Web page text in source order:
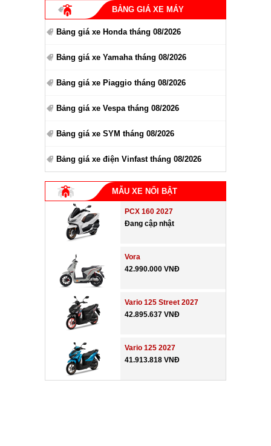
BẢNG GIÁ XE MÁY
Bảng giá xe Honda tháng 08/2026
Bảng giá xe Yamaha tháng 08/2026
Bảng giá xe Piaggio tháng 08/2026
Bảng giá xe Vespa tháng 08/2026
Bảng giá xe SYM tháng 08/2026
Bảng giá xe điện Vinfast tháng 08/2026
MẪU XE NỔI BẬT
PCX 160 2027
Đang cập nhật
Vora
42.990.000 VNĐ
Vario 125 Street 2027
42.895.637 VNĐ
Vario 125 2027
41.913.818 VNĐ